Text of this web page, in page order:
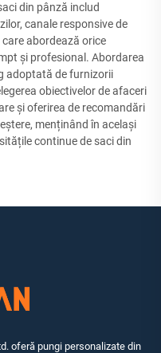
din pânză includ
canale responsive de
abordează orice
și profesional. Abordarea
adoptată de furnizorii
obiectivelor de afaceri
și oferirea de recomandări
menținând în același
continue de saci din
oferă pungi personalizate din